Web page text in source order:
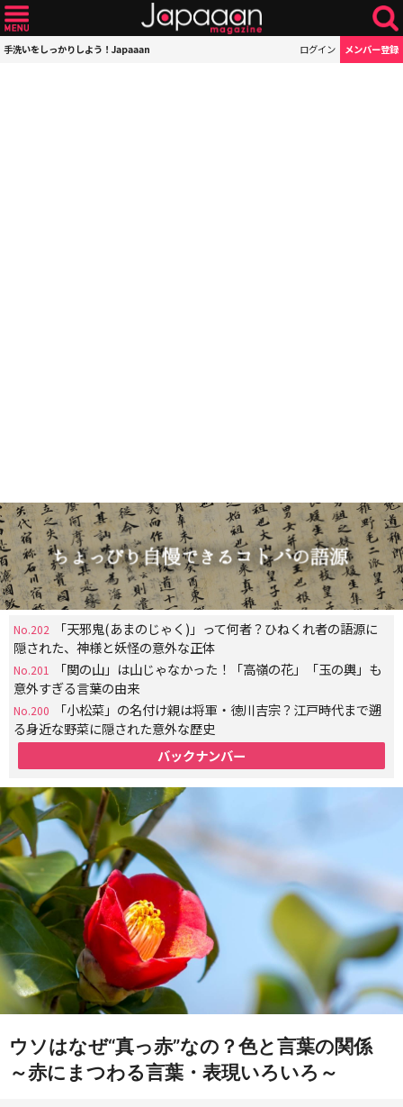
手洗いをしっかりしよう！Japaaan ログイン メンバー登録
No.202
「天邪鬼(あまのじゃく)」って何者？ひねくれ者の語源に
隠された、神様と妖怪の意外な正体
No.201
「関の山」は山じゃなかった！「高嶺の花」「玉の輿」も
意外すぎる言葉の由来
No.200
「小松菜」の名付け親は将軍・徳川吉宗？江戸時代まで遡
る身近な野菜に隠された意外な歴史
バックナンバー
ウソはなぜ“真っ赤”なの？色と言葉の関係
～赤にまつわる言葉・表現いろいろ～